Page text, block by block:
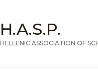
H.A.S.P.
ΗΕLLENIC ASSOCIATION OF